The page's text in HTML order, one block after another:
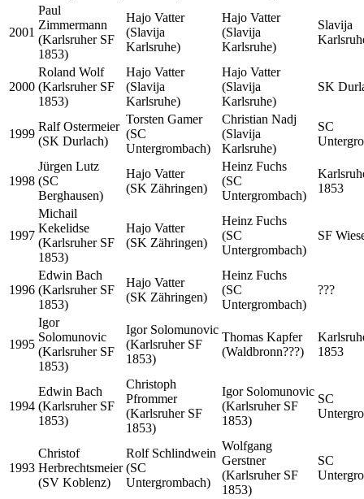
2001
Paul
Zimmermann
(Karlsruher SF
1853)
Hajo Vatter
(Slavija
Karlsruhe)
Hajo Vatter
(Slavija
Karlsruhe)
Slavija
2000
Roland Wolf
(Karlsruher SF
1853)
Hajo Vatter
(Slavija
Karlsruhe)
Hajo Vatter
(Slavija
Karlsruhe)
SK
1999
Ralf Ostermeier
(SK Durlach)
Torsten Gamer
(SC
Untergrombach)
Christian Nadj
(Slavija
Karlsruhe)
SC
1998
Jürgen Lutz
(SC
Berghausen)
Hajo Vatter
(SK Zähringen)
Heinz Fuchs
(SC
Untergrombach)
1853
1997
Michail
Kekelidse
(Karlsruher SF
1853)
Hajo Vatter
(SK Zähringen)
Heinz Fuchs
(SC
Untergrombach)
SF
1996
Edwin Bach
(Karlsruher SF
1853)
Hajo Vatter
(SK Zähringen)
Heinz Fuchs
(SC
Untergrombach)
???
1995
Igor
Solomunovic
(Karlsruher SF
1853)
Igor Solomunovic
(Karlsruher SF
1853)
Thomas Kapfer
(Waldbronn???)
1853
1994
Edwin Bach
(Karlsruher SF
1853)
Christoph
Pfrommer
(Karlsruher SF
1853)
Igor Solomunovic
(Karlsruher SF
1853)
SC
1993
Christof
Herbrechtsmeier
(SV Koblenz)
Rolf Schlindwein
(SC
Untergrombach)
Wolfgang
Gerstner
(Karlsruher SF
1853)
SC